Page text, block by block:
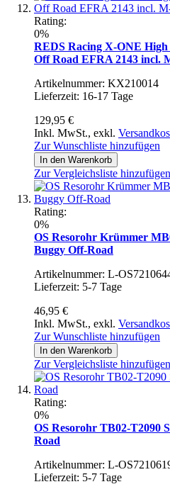
Rating:
0%
REDS Racing X-ONE
Off Road EFRA 2143 incl.
Artikelnummer: KX210014
Lieferzeit: 16-17 Tage
129,95 €
Inkl. MwSt., exkl.
Zur Wunschliste hinzufügen
In den Warenkorb
Zur Vergleichsliste hinzufügen
Rating:
0%
OS Resorohr Krümmer
Buggy Off-Road
Artikelnummer: L-
Lieferzeit: 5-7 Tage
46,95 €
Inkl. MwSt., exkl.
Zur Wunschliste hinzufügen
In den Warenkorb
Zur Vergleichsliste hinzufügen
Rating:
0%
OS Resorohr TB02-T2090
Road
Artikelnummer: L-
Lieferzeit: 5-7 Tage